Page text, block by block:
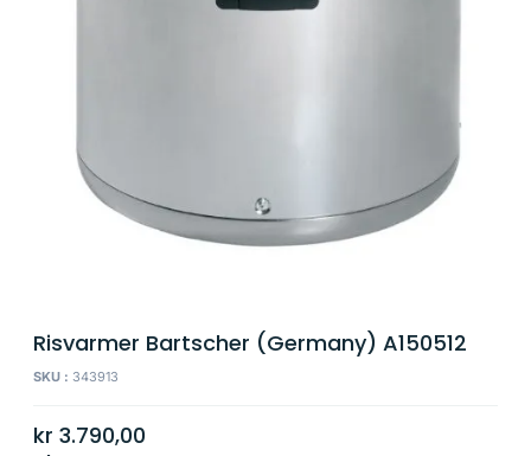
Risvarmer Bartscher (Germany) A150512
SKU : 343913
kr 3.790,00